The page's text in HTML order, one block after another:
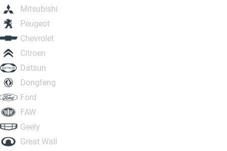
Mitsubishi
Peugeot
Chevrolet
Citroen
Datsun
Dongfeng
Ford
FAW
Geely
Great Wall